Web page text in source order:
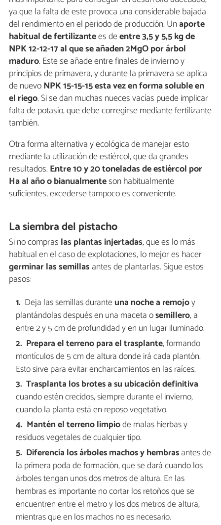
ya que la falta de este provoca una considerable bajada
del rendimiento en el periodo de producción. Unaporte
habitual de fertilizantees deentre 3,5 y 5,5 kg de
NPK 12-12-17 al que se añaden 2MgO por árbol
maduro. Este se añade entre finales de invierno y
principios de primavera, y durante la primavera se aplica
de nuevoNPK 15-15-15 esta vez en forma soluble en
el riego. Si se dan muchas nueces vacías puede implicar
falta de potasio, que debe corregirse mediante fertilizante
también.
Otra forma alternativa y ecológica de manejar esto
mediante la utilización de estiércol, que da grandes
resultados. Entre 10 y 20 toneladas de estiércol por
Ha al año o bianualmenteson habitualmente
suficientes, excederse tampoco es conveniente.
La siembra del pistacho
Si no compras las plantas injertadas, que es lo más
habitual en el caso de explotaciones, lo mejor es hacer
germinar las semillas antes de plantarlas. Sigue estos
pasos:
Deja las semillas durante una noche a remojoy
plantándolas después en una maceta osemillero, a
entre 2 y 5 cm de profundidad y en un lugar iluminado.
Prepara el terreno para el trasplante, formando
montículos de 5 cm de altura donde irá cada plantón.
Esto sirve para evitar encharcamientos en las raíces.
Trasplanta los brotes a su ubicación definitiva
cuando estén crecidos, siempre durante el invierno,
cuando la planta está en reposo vegetativo.
Mantén el terreno limpiode malas hierbas y
residuos vegetales de cualquier tipo.
Diferencia los árboles machos y hembrasantes de
la primera poda de formación, que se dará cuando los
árboles tengan unos dos metros de altura. En las
hembras es importante no cortar los retoños que se
encuentren entre el metro y los dos metros de altura,
mientras que en los machos no es necesario.